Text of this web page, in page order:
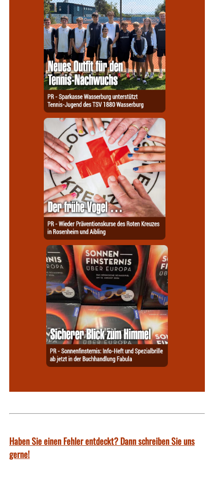
Haben Sie einen Fehler entdeckt? Dann schreiben Sie uns
gerne!